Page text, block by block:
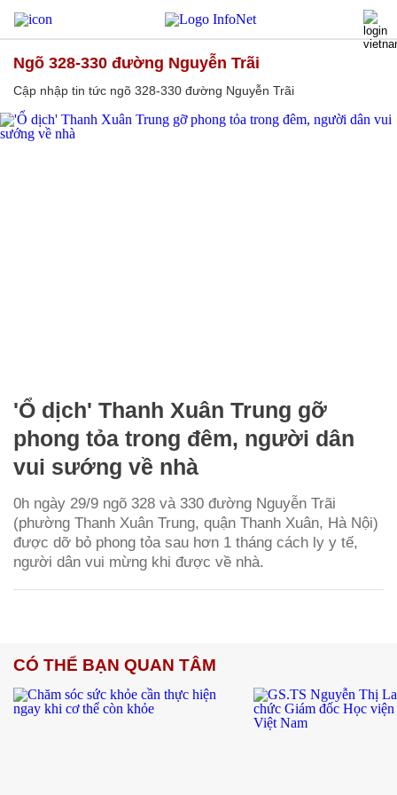
ngõ 328-330 đường Nguyễn Trãi
Cập nhập tin tức ngõ 328-330 đường Nguyễn Trãi
'Ổ dịch' Thanh Xuân Trung gỡ
phong tỏa trong đêm, người dân
vui sướng về nhà
0h ngày 29/9 ngõ 328 và 330 đường Nguyễn Trãi
(phường Thanh Xuân Trung, quận Thanh Xuân, Hà Nội)
được dỡ bỏ phong tỏa sau hơn 1 tháng cách ly y tế,
người dân vui mừng khi được về nhà.
CÓ THỂ BẠN QUAN TÂM